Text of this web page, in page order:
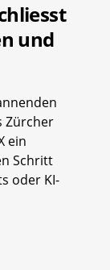
und
Zürcher
ein
Schritt
oder KI-